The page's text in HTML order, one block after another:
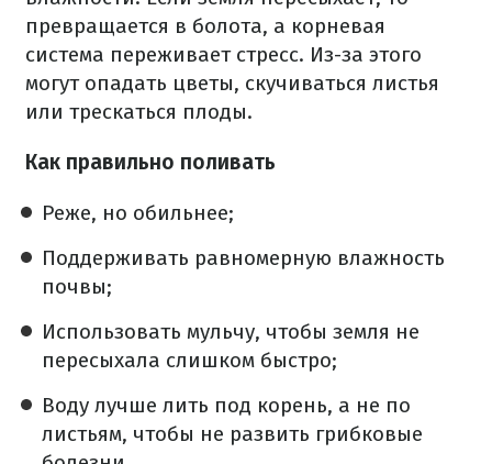
превращается в болота, а корневая
система переживает стресс. Из-за этого
могут опадать цветы, скучиваться листья
или трескаться плоды.
Как правильно поливать
Реже, но обильнее;
Поддерживать равномерную влажность
почвы;
Использовать мульчу, чтобы земля не
пересыхала слишком быстро;
Воду лучше лить под корень, а не по
листьям, чтобы не развить грибковые